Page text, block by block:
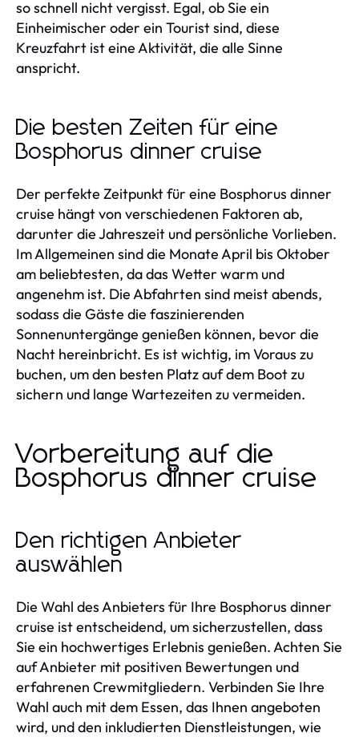
so schnell nicht vergisst. Egal, ob Sie ein
Einheimischer oder ein Tourist sind, diese
Kreuzfahrt ist eine Aktivität, die alle Sinne
anspricht.
Die besten Zeiten für eine
Bosphorus dinner cruise
Der perfekte Zeitpunkt für eine Bosphorus dinner
cruise hängt von verschiedenen Faktoren ab,
darunter die Jahreszeit und persönliche Vorlieben.
Im Allgemeinen sind die Monate April bis Oktober
am beliebtesten, da das Wetter warm und
angenehm ist. Die Abfahrten sind meist abends,
sodass die Gäste die faszinierenden
Sonnenuntergänge genießen können, bevor die
Nacht hereinbricht. Es ist wichtig, im Voraus zu
buchen, um den besten Platz auf dem Boot zu
sichern und lange Wartezeiten zu vermeiden.
Vorbereitung auf die
Bosphorus dinner cruise
Den richtigen Anbieter
auswählen
Die Wahl des Anbieters für Ihre Bosphorus dinner
cruise ist entscheidend, um sicherzustellen, dass
Sie ein hochwertiges Erlebnis genießen. Achten Sie
auf Anbieter mit positiven Bewertungen und
erfahrenen Crewmitgliedern. Verbinden Sie Ihre
Wahl auch mit dem Essen, das Ihnen angeboten
wird, und den inkludierten Dienstleistungen, wie